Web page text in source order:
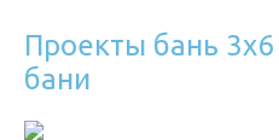
Проекты бань
бани